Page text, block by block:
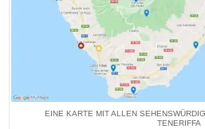
EINE KARTE MIT ALLEN
TENERIFFA